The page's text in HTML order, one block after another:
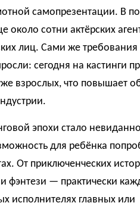
самопрезентации. В
около сотни актёрских
лиц. Сами же требования
сегодня на кастинги
взрослых, что повышает
эпохи стало
для ребёнка
От приключенческих
фэнтези — практически
исполнителях главных или